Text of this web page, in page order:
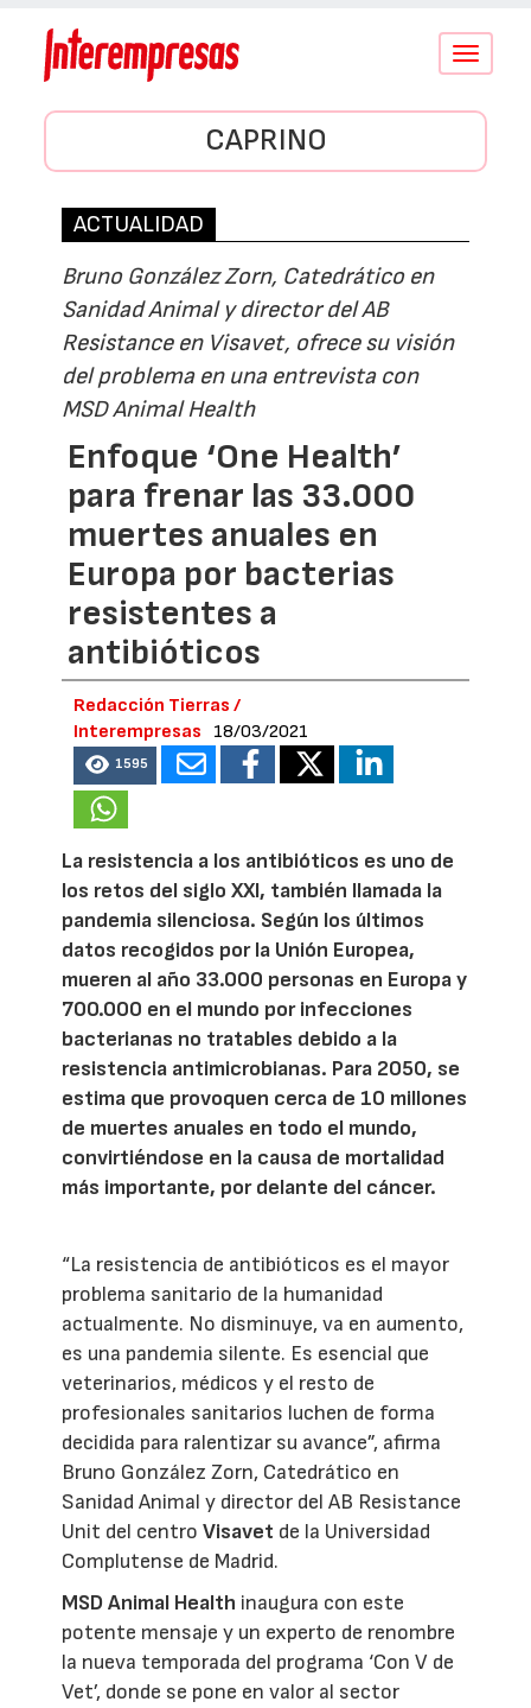
Conmutar
CAPRINO
ACTUALIDAD
Bruno González Zorn, Catedrático en
Sanidad Animal y director del AB
Resistance en Visavet, ofrece su visión
del problema en una entrevista con
MSD Animal Health
Enfoque ‘One Health’
para frenar las 33.000
muertes anuales en
Europa por bacterias
resistentes a
antibióticos
Redacción Tierras /
Interempresas
18/03/2021
1595
La resistencia a los antibióticos es uno de
los retos del siglo XXI, también llamada la
pandemia silenciosa. Según los últimos
datos recogidos por la Unión Europea,
mueren al año 33.000 personas en Europa y
700.000 en el mundo por infecciones
bacterianas no tratables debido a la
resistencia antimicrobianas. Para 2050, se
estima que provoquen cerca de 10 millones
de muertes anuales en todo el mundo,
convirtiéndose en la causa de mortalidad
más importante, por delante del cáncer.
“La resistencia de antibióticos es el mayor
problema sanitario de la humanidad
actualmente. No disminuye, va en aumento,
es una pandemia silente. Es esencial que
veterinarios, médicos y el resto de
profesionales sanitarios luchen de forma
decidida para ralentizar su avance”, afirma
Bruno González Zorn, Catedrático en
Sanidad Animal y director del AB Resistance
Unit del centroVisavet de la Universidad
Complutense de Madrid.
MSD Animal Health inaugura con este
potente mensaje y un experto de renombre
la nueva temporada del programa ‘Con V de
Vet’, donde se pone en valor al sector